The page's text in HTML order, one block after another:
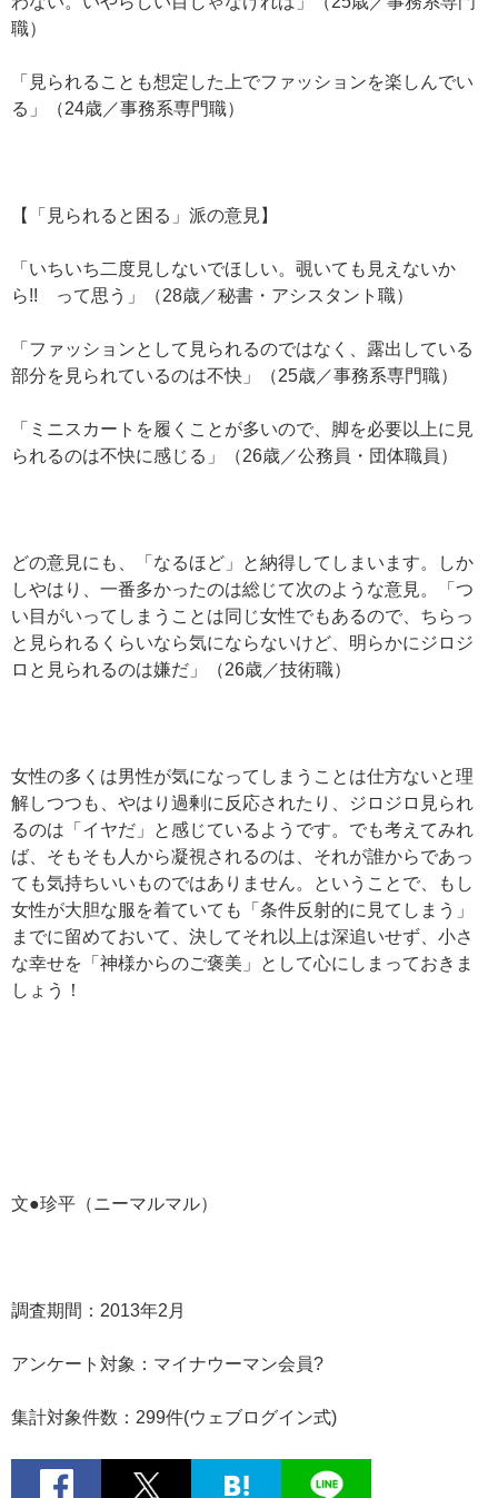
職）
「見られることも想定した上でファッションを楽しんでい
る」（24歳／事務系専門職）
【「見られると困る」派の意見】
「いちいち二度見しないでほしい。覗いても見えないか
ら!! って思う」（28歳／秘書・アシスタント職）
「ファッションとして見られるのではなく、露出している
部分を見られているのは不快」（25歳／事務系専門職）
「ミニスカートを履くことが多いので、脚を必要以上に見
られるのは不快に感じる」（26歳／公務員・団体職員）
どの意見にも、「なるほど」と納得してしまいます。しか
しやはり、一番多かったのは総じて次のような意見。「つ
い目がいってしまうことは同じ女性でもあるので、ちらっ
と見られるくらいなら気にならないけど、明らかにジロジ
ロと見られるのは嫌だ」（26歳／技術職）
女性の多くは男性が気になってしまうことは仕方ないと理
解しつつも、やはり過剰に反応されたり、ジロジロ見られ
るのは「イヤだ」と感じているようです。でも考えてみれ
ば、そもそも人から凝視されるのは、それが誰からであっ
ても気持ちいいものではありません。ということで、もし
女性が大胆な服を着ていても「条件反射的に見てしまう」
までに留めておいて、決してそれ以上は深追いせず、小さ
な幸せを「神様からのご褒美」として心にしまっておきま
しょう！
文●珍平（ニーマルマル）
調査期間：2013年2月
アンケート対象：マイナウーマン会員?
集計対象件数：299件(ウェブログイン式)